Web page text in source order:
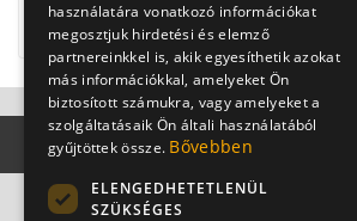
használatára vonatkozó információkat
megosztjuk hirdetési és elemző
partnereinkkel is, akik egyesíthetik azokat
más információkkal, amelyeket Ön
biztosított számukra, vagy amelyeket a
szolgáltatásaik Ön általi használatából
gyűjtöttek össze. Bővebben
ELENGEDHETETLENÜL
SZÜKSÉGES